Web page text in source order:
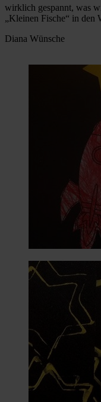
wirklich gespannt, was
„Kleinen Fische“ in den
Diana Wünsche